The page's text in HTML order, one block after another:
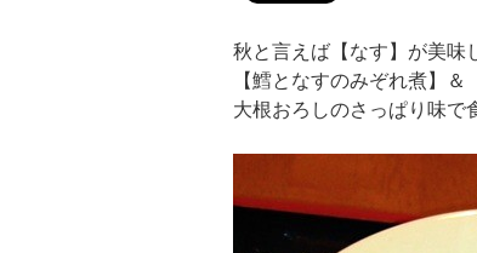
秋と言えば【なす】が美味
【鱈となすのみぞれ煮】＆
大根おろしのさっぱり味で